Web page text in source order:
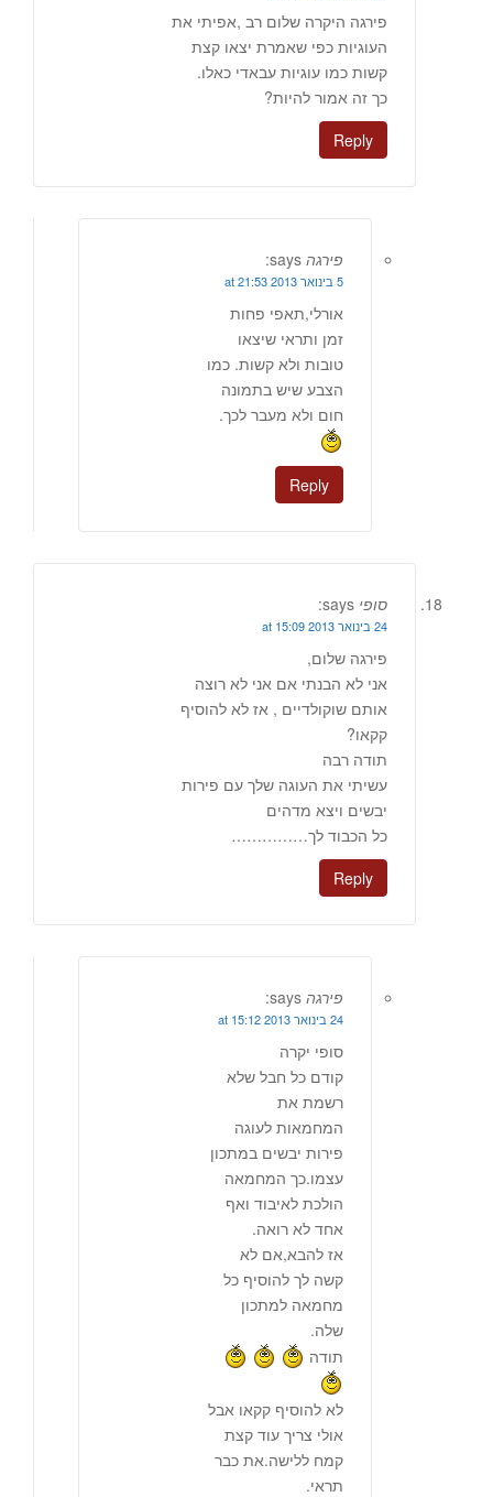
פירגה היקרה שלום רב ,אפיתי את
העוגיות כפי שאמרת יצאו קצת
קשות כמו עוגיות עבאדי כאלו.
כך זה אמור להיות?
Reply
פירגה says:
5 בינואר 2013 at 21:53
אורלי,תאפי פחות
זמן ותראי שיצאו
טובות ולא קשות. כמו
הצבע שיש בתמונה
חום ולא מעבר לכך.
Reply
סופי says:
24 בינואר 2013 at 15:09
פירגה שלום,
אני לא הבנתי אם אני לא רוצה
אותם שוקולדיים , אז לא להוסיף
קקאו?
תודה רבה
עשיתי את העוגה שלך עם פירות
יבשים ויצא מדהים
כל הכבוד לך……………
Reply
פירגה says:
24 בינואר 2013 at 15:12
סופי יקרה
קודם כל חבל שלא
רשמת את
המחמאות לעוגה
פירות יבשים במתכון
עצמו.כך המחמאה
הולכת לאיבוד ואף
אחד לא רואה.
אז להבא,אם לא
קשה לך להוסיף כל
מחמאה למתכון
שלה.
תודה
לא להוסיף קקאו אבל
אולי צריך עוד קצת
קמח ללישה.את כבר
תראי.